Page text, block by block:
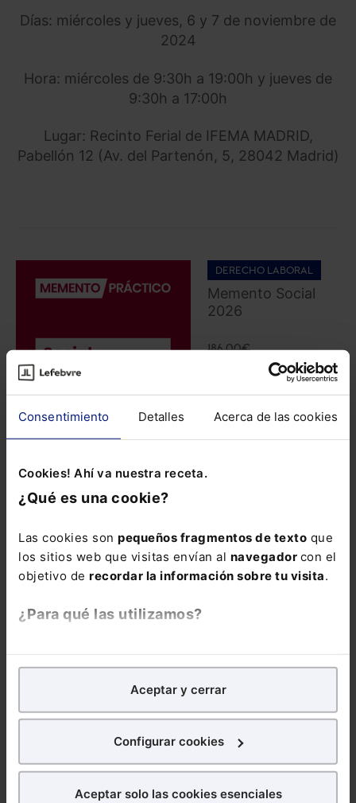
Consentimiento Detalles Acerca de las cookies
Cookies! Ahí va nuestra receta.
¿Qué es una cookie?
Las cookies son pequeños fragmentos de texto que
los sitios web que visitas envían al navegador con el
objetivo de recordar la información sobre tu visita.
¿Para qué las utilizamos?
analíticospara tratar demejorar tu experienciaen
nuestra página web. También con fines publicitarios,
para poder mostrarte publicidad y contenidos de tu
¿Qué puedes hacer?
Aceptar y cerrar
Configurar cookies
Aceptar solo las cookies esenciales
Días: miércoles y jueves, 6 y 7 de noviembre de
2024
Hora: miércoles de 9:30h a 19:00h y jueves de
9:30h a 17:00h
Lugar: Recinto Ferial de IFEMA MADRID,
Pabellón 12 (Av. del Partenón, 5, 28042 Madrid)
DERECHO LABORAL
Memento Social
2026
186,00€
con toda la
información
laboral y de la
Incluye el estudio
de todas las
reformas
legislativas del
último año, así